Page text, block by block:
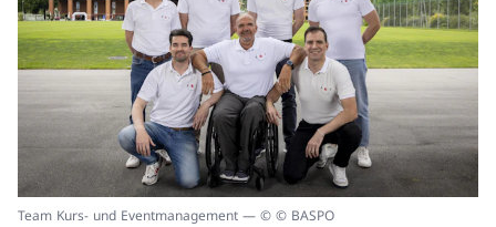
Team Kurs- und Eventmanagement — © © BASPO